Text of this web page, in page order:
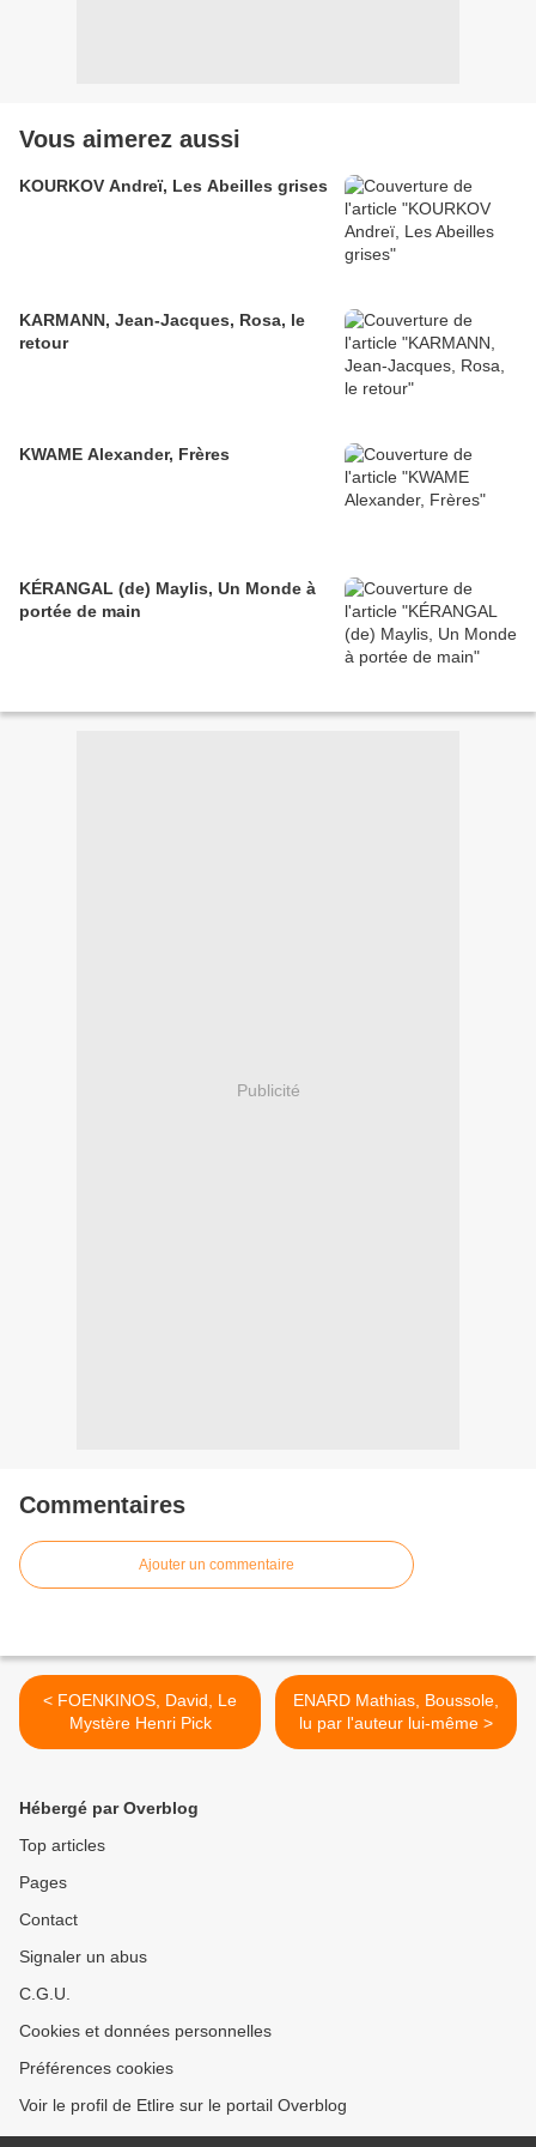
Vous aimerez aussi
KOURKOV Andreï, Les Abeilles grises
KARMANN, Jean-Jacques, Rosa, le
retour
KWAME Alexander, Frères
KÉRANGAL (de) Maylis, Un Monde à
portée de main
Publicité
Commentaires
Ajouter un commentaire
< FOENKINOS, David, Le
Mystère Henri Pick
ENARD Mathias, Boussole,
lu par l'auteur lui-même >
Hébergé par Overblog
Top articles
Pages
Contact
Signaler un abus
C.G.U.
Cookies et données personnelles
Préférences cookies
Voir le profil de Etlire sur le portail Overblog